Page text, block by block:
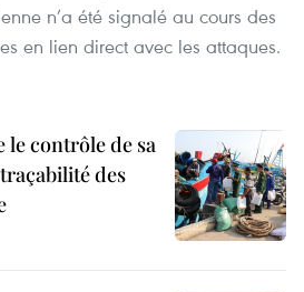
n’a été signalé au cours des
en lien direct avec les attaques.
contrôle de sa
des